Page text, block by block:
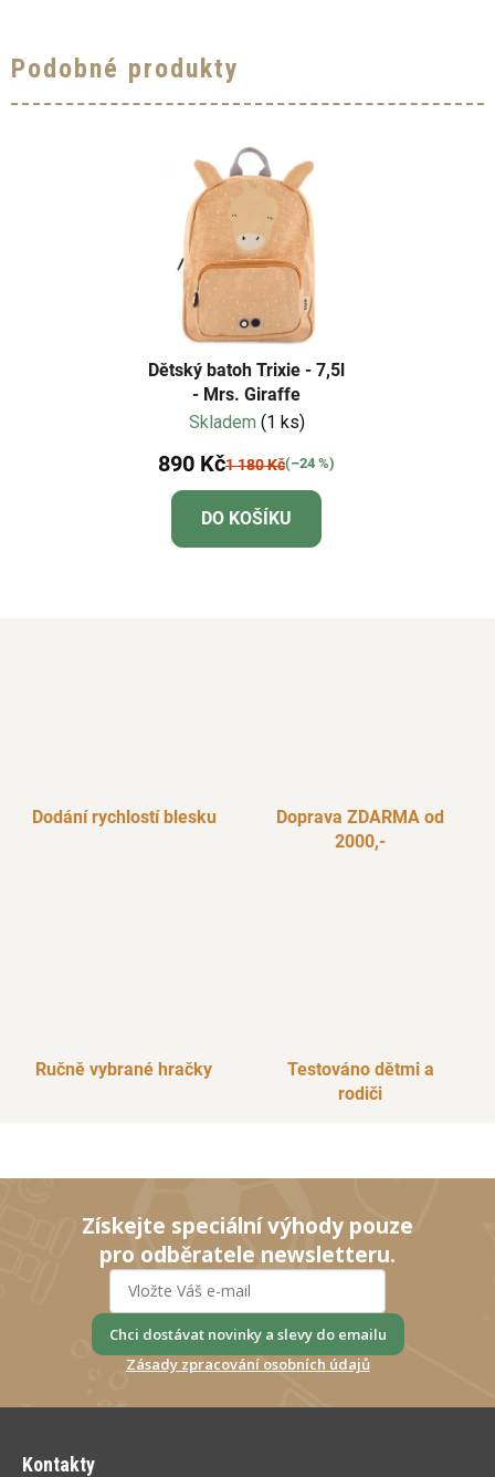
Podobné produkty
Dětský batoh Trixie - 7,5l
- Mrs. Giraffe
Skladem (1 ks)
890 Kč1 180 Kč(–24 %)
DO KOŠÍKU
Dodání rychlostí blesku
Doprava ZDARMA od
2000,-
Ručně vybrané hračky
Testováno dětmi a
rodiči
Získejte speciální výhody pouze
pro odběratele newsletteru.
Chci dostávat novinky a slevy do emailu
Zásady zpracování osobních údajů
Kontakty